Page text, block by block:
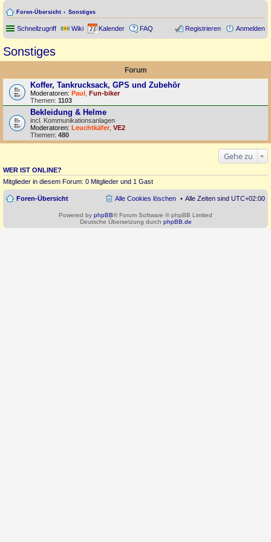
Foren-Übersicht Sonstiges
Schnellzugriff Wiki Kalender FAQ Anmelden
Registrieren
Sonstiges
Forum
Koffer, Tankrucksack, GPS und Zubehör
Moderatoren: Paul Fun-biker
Themen: 1103
Bekleidung & Helme
incl. Kommunikationsanlagen
Moderatoren: Leuchtkäfer VE2
Themen: 480
Gehe zu
WER IST ONLINE?
Mitglieder in diesem Forum: 0 Mitglieder und 1 Gast
Foren-Übersicht Alle Zeiten sind UTC+02:00
Alle Cookies löschen
Powered by phpBB® Forum Software © phpBB Limited
Deutsche Übersetzung durch phpBB.de